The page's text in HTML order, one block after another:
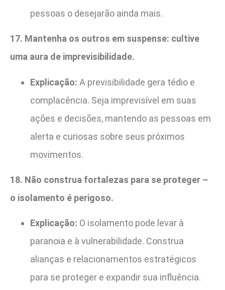
pessoas o desejarão ainda mais.
17. Mantenha os outros em suspense: cultive
uma aura de imprevisibilidade.
Explicação: A previsibilidade gera tédio e
complacência. Seja imprevisível em suas
ações e decisões, mantendo as pessoas em
alerta e curiosas sobre seus próximos
movimentos.
18. Não construa fortalezas para se proteger –
o isolamento é perigoso.
Explicação: O isolamento pode levar à
paranoia e à vulnerabilidade. Construa
alianças e relacionamentos estratégicos
para se proteger e expandir sua influência.